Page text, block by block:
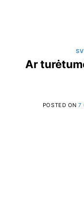
Ar
POSTED ON7